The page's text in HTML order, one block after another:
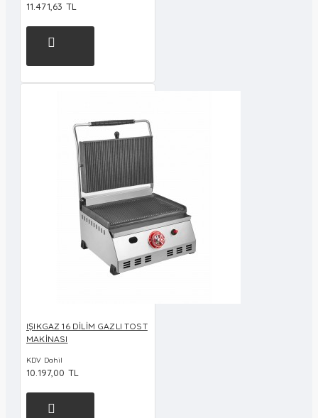
11.471,63 TL
IŞIKGAZ 16 DİLİM GAZLI TOST
MAKİNASI
KDV Dahil
10.197,00 TL